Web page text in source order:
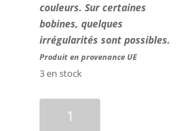
couleurs. Sur certaines
bobines, quelques
irrégularités sont possibles.
Produit en provenance UE
3 en stock